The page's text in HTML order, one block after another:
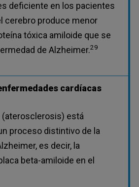
deficiente en los pacientes
cerebro produce menor
tóxica amiloide que se
de Alzheimer.29
cardíacas
(aterosclerosis) está
proceso distintivo de la
es decir, la
beta-amiloide en el